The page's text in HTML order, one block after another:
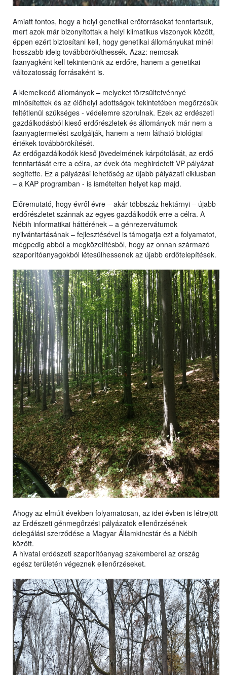
Amiatt fontos, hogy a helyi genetikai erőforrásokat fenntartsuk,
mert azok már bizonyítottak a helyi klimatikus viszonyok között,
éppen ezért biztosítani kell, hogy genetikai állományukat minél
hosszabb ideig továbbörökíthessék. Azaz: nemcsak
faanyagként kell tekintenünk az erdőre, hanem a genetikai
változatosság forrásaként is.
A kiemelkedő állományok – melyeket törzsültetvénnyé
minősítettek és az élőhelyi adottságok tekintetében megőrzésük
feltétlenül szükséges - védelemre szorulnak. Ezek az erdészeti
gazdálkodásból kieső erdőrészletek és állományok már nem a
faanyagtermelést szolgálják, hanem a nem látható biológiai
értékek továbbörökítését.
Az erdőgazdálkodók kieső jövedelmének kárpótolását, az erdő
fenntartását erre a célra, az évek óta meghirdetett VP pályázat
segítette. Ez a pályázási lehetőség az újabb pályázati ciklusban
– a KAP programban - is ismételten helyet kap majd.
Előremutató, hogy évről évre ‒ akár többszáz hektárnyi ‒ újabb
erdőrészletet szánnak az egyes gazdálkodók erre a célra. A
Nébih informatikai háttérének ‒ a génrezervátumok
nyilvántartásának ‒ fejlesztésével is támogatja ezt a folyamatot,
mégpedig abból a megközelítésből, hogy az onnan származó
szaporítóanyagokból létesülhessenek az újabb erdőtelepítések.
Ahogy az elmúlt években folyamatosan, az idei évben is létrejött
az Erdészeti génmegőrzési pályázatok ellenőrzésének
delegálási szerződése a Magyar Államkincstár és a Nébih
között.
A hivatal erdészeti szaporítóanyag szakemberei az ország
egész területén végeznek ellenőrzéseket.